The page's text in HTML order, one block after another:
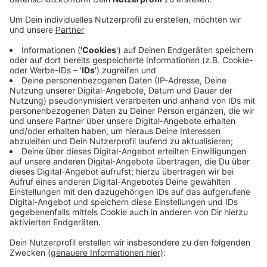
Anzeige
Vier der 75 Bewohner waren positiv auf das
Coronavirus getestet worden. Weil alle anderen
Bewohner als Kontaktpersonen gelten, dürfen die
Menschen Unterkunft jetzt nicht mehr verlassen. Die
Infizierten und vier weitere Menschen, die zur
Risikogruppe gehören, werden von der Stadt
gesondert untergebracht. Die Quarantäne wird durch
die Stadt kontrolliert.
Anzeige